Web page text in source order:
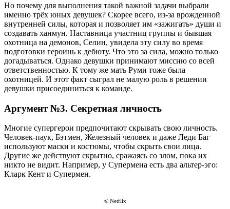
Но почему для выполнения такой важной задачи выбрали
именно трёх юных девушек? Скорее всего, из-за врожденной
внутренней силы, которая и позволяет им «зажигать» души и
создавать ханмун. Наставница участниц группы и бывшая
охотница на демонов, Селин, увидела эту силу во время
подготовки героинь к дебюту. Что это за сила, можно только
догадываться. Однако девушки принимают миссию со всей
ответственностью. К тому же мать Руми тоже была
охотницей. И этот факт сыграл не малую роль в решении
девушки присоединиться к команде.
Аргумент №3. Секретная личность
Многие супергерои предпочитают скрывать свою личность.
Человек-паук, Бэтмен, Железный человек и даже Леди Баг
используют маски и костюмы, чтобы скрыть свои лица.
Другие же действуют скрытно, сражаясь со злом, пока их
никто не видит. Например, у Супермена есть два альтер-эго:
Кларк Кент и Супермен.
© Netflix